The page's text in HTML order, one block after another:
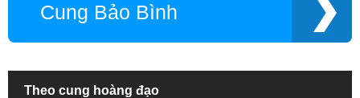
Cung Bảo Bình
Theo cung hoàng đạo